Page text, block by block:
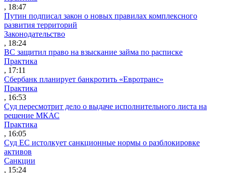
, 18:47
Путин подписал закон о новых правилах комплексного
развития территорий
Законодательство
, 18:24
ВС защитил право на взыскание займа по расписке
Практика
, 17:11
Сбербанк планирует банкротить «Евротранс»
Практика
, 16:53
Суд пересмотрит дело о выдаче исполнительного листа на
решение МКАС
Практика
, 16:05
Суд ЕС истолкует санкционные нормы о разблокировке
активов
Санкции
, 15:24